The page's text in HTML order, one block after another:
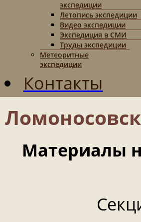
экспедиции
Летопись экспедиции
Видео экспедиции
Экспедиция в СМИ
Труды экспедиции
Метеоритные
экспедиции
Контакты
Материалы